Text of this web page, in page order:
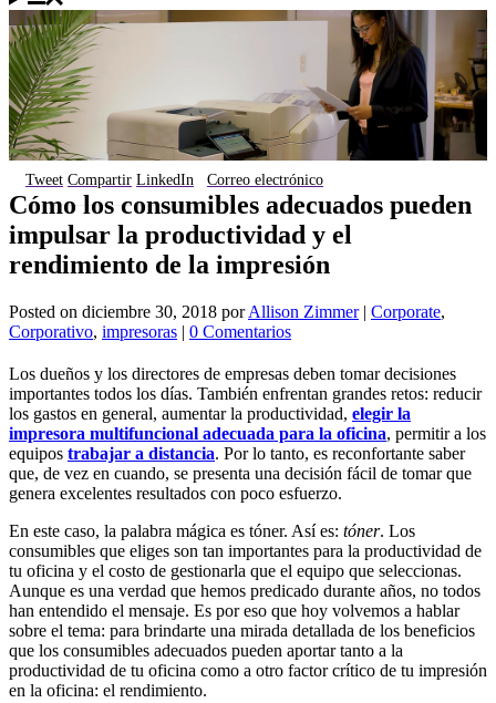
Tweet Compartir LinkedIn Correo electrónico
Cómo los consumibles adecuados pueden
impulsar la productividad y el
rendimiento de la impresión
Posted on diciembre 30, 2018 porAllison Zimmer| Corporate,
Corporativo, impresoras | 0 Comentarios
Los dueños y los directores de empresas deben tomar decisiones
importantes todos los días. También enfrentan grandes retos: reducir
los gastos en general, aumentar la productividad, elegir la
impresora multifuncional adecuada para la oficina, permitir a los
equipos trabajar a distancia. Por lo tanto, es reconfortante saber
que, de vez en cuando, se presenta una decisión fácil de tomar que
genera excelentes resultados con poco esfuerzo.
En este caso, la palabra mágica es tóner. Así es: tóner. Los
consumibles que eliges son tan importantes para la productividad de
tu oficina y el costo de gestionarla que el equipo que seleccionas.
Aunque es una verdad que hemos predicado durante años, no todos
han entendido el mensaje. Es por eso que hoy volvemos a hablar
sobre el tema: para brindarte una mirada detallada de los beneficios
que los consumibles adecuados pueden aportar tanto a la
productividad de tu oficina como a otro factor crítico de tu impresión
en la oficina: el rendimiento.